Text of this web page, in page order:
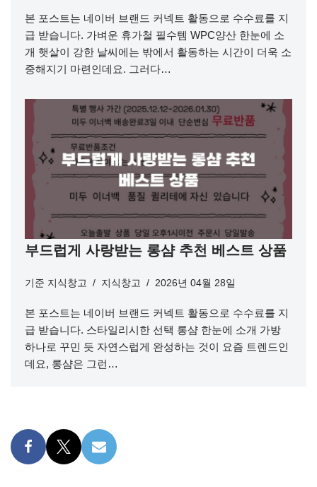
본 포스트는 네이버 브랜드 커넥트 활동으로 수수료를 지
급 받습니다. 가벼운 휴가철 필수템 WPC양산 한눈에 소
개 햇살이 강한 날씨에는 밖에서 활동하는 시간이 더욱 소
중해지기 마련인데요. 그러다…
부드럽게 사랑받는 롱샴 추천 베스트 상품
기준 지식창고 지식창고 2026년 04월 28일
본 포스트는 네이버 브랜드 커넥트 활동으로 수수료를 지
급 받습니다. 스타일리시한 선택 롱샴 한눈에 소개 가방
하나로 꾸민 듯 자연스럽게 완성하는 것이 요즘 트렌드인
데요, 롱샴은 그런…